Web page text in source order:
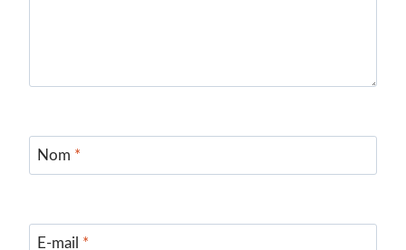
Nom *
E-mail *